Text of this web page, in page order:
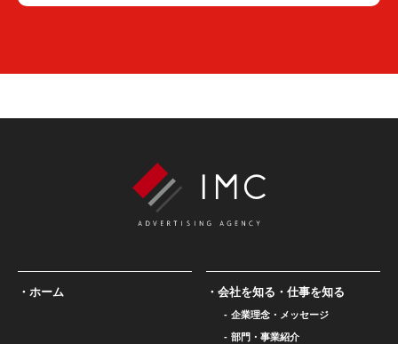
ホーム 会社を知る・仕事を知る
企業理念・メッセージ
部門・事業紹介